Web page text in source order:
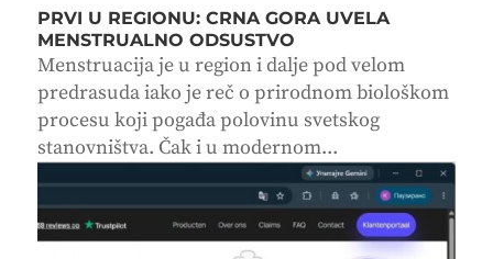
PRVI U REGIONU: CRNA GORA UVELA
MENSTRUALNO ODSUSTVO
Menstruacija je u region i dalje pod velom
predrasuda iako je reč o prirodnom biološkom
procesu koji pogađa polovinu svetskog
stanovništva. Čak i u modernom...